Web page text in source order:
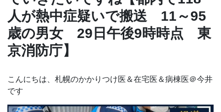
人が熱中症疑いで搬送 11～95
歳の男女 29日午後9時時点 東
京消防庁】
こんにちは、札幌のかかりつけ医＆在宅医＆病棟医＠今井
です